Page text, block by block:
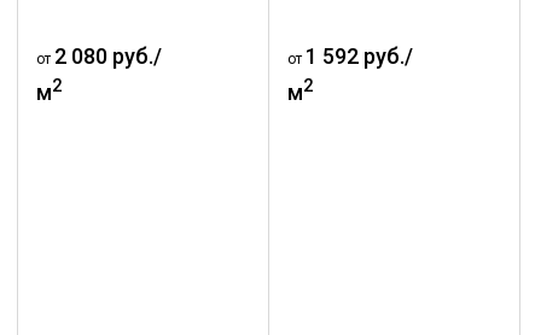
от 2 080 руб./
м2
от 1 592 руб./
м2